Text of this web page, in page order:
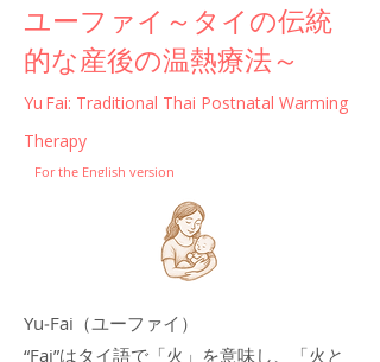
​ユーファイ～タイの伝統
的な産後の温熱療法～
Yu Fai: Traditional Thai Postnatal Warming
Therapy
For the English version
Yu‑Fai（ユーファイ）
“Fai”はタイ語で「火」を意味し、「火と